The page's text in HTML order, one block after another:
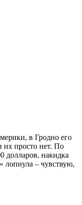
в Гродно его
их просто нет. По
долларов, накидка
лопнула – чувствую,